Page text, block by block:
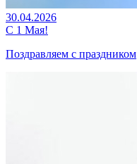
30.04.2026
С 1 Мая!
Поздравляем с праздником